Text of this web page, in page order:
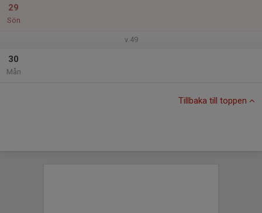
29
Sön
v.49
30
Mån
Tillbaka till toppen